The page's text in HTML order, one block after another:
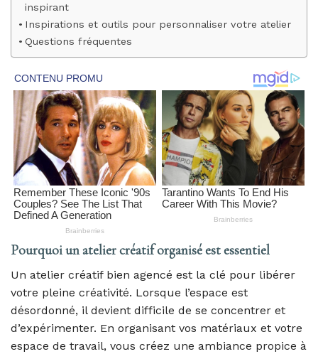
inspirant
Inspirations et outils pour personnaliser votre atelier
Questions fréquentes
Pourquoi un atelier créatif organisé est essentiel
Un atelier créatif bien agencé est la clé pour libérer
votre pleine créativité. Lorsque l’espace est
désordonné, il devient difficile de se concentrer et
d’expérimenter. En organisant vos matériaux et votre
espace de travail, vous créez une ambiance propice à